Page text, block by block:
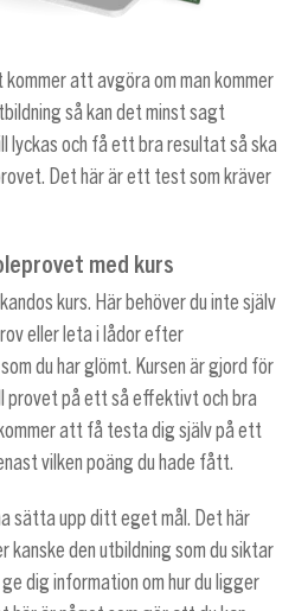
att avgöra om man kommer
så kan det minst sagt
lyckas och få ett bra resultat så ska
Det här är ett test som kräver
med kurs
kurs. Här behöver du inte själv
eller leta i lådor efter
du har glömt. Kursen är gjord för
provet på ett så effektivt och bra
att få testa dig själv på ett
vilken poäng du hade fått.
sätta upp ditt eget mål. Det här
kanske den utbildning som du siktar
dig information om hur du ligger